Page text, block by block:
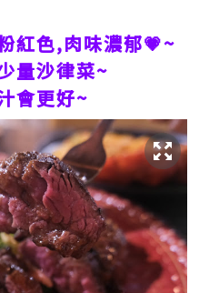
紅色,肉味濃郁💗~
量沙律菜~
會更好~